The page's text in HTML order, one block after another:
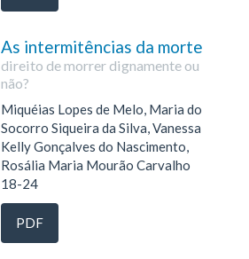
As intermitências da morte
direito de morrer dignamente ou
não?
Miquéias Lopes de Melo, Maria do
Socorro Siqueira da Silva, Vanessa
Kelly Gonçalves do Nascimento,
Rosália Maria Mourão Carvalho
18-24
PDF